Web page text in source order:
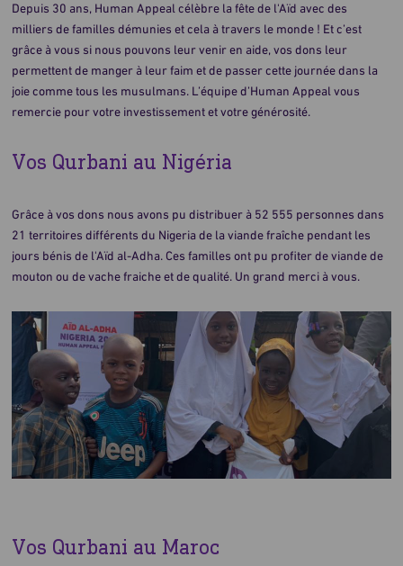
Depuis 30 ans, Human Appeal célèbre la fête de l'Aïd avec des
milliers de familles démunies et cela à travers le monde ! Et c’est
grâce à vous si nous pouvons leur venir en aide, vos dons leur
permettent de manger à leur faim et de passer cette journée dans la
joie comme tous les musulmans. L’équipe d’Human Appeal vous
remercie pour votre investissement et votre générosité.
Vos Qurbani au Nigéria
Grâce à vos dons nous avons pu distribuer à 52 555 personnes dans
21 territoires différents du Nigeria de la viande fraîche pendant les
jours bénis de l'Aïd al-Adha. Ces familles ont pu profiter de viande de
mouton ou de vache fraiche et de qualité. Un grand merci à vous.
Vos Qurbani au Maroc